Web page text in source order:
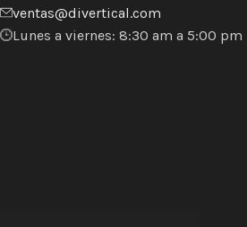
ventas@divertical.com
Lunes a viernes: 8:30 am a 5:00 pm